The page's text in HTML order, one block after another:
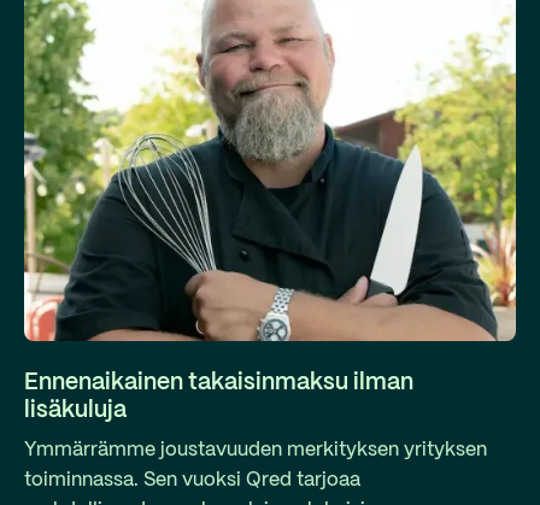
Ennenaikainen takaisinmaksu ilman
lisäkuluja
Ymmärrämme joustavuuden merkityksen yrityksen
toiminnassa. Sen vuoksi Qred tarjoaa